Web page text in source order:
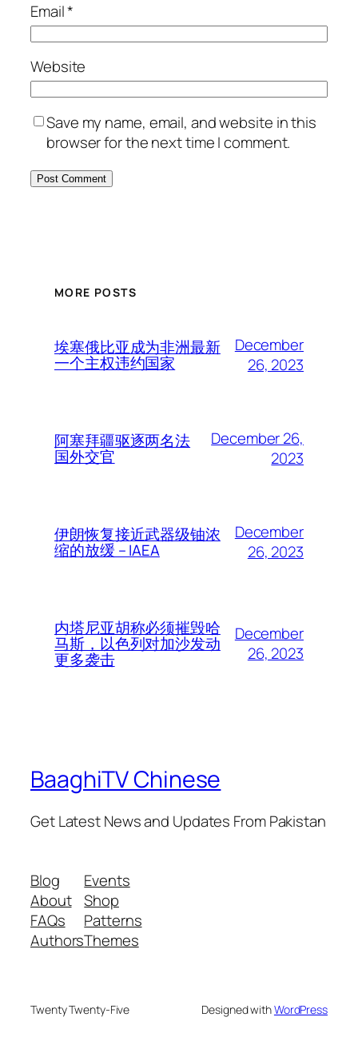
Email*
Website
Save my name, email, and website in this
browser for the next time I comment.
MORE POSTS
埃塞俄比亚成为非洲最新
一个主权违约国家
December
26, 2023
阿塞拜疆驱逐两名法
国外交官
December 26,
2023
伊朗恢复接近武器级铀浓
缩的放缓 – IAEA
December
26, 2023
内塔尼亚胡称必须摧毁哈
马斯，以色列对加沙发动
更多袭击
December
26, 2023
BaaghiTV Chinese
Get Latest News and Updates From Pakistan
Blog
About
FAQs
Authors
Events
Shop
Patterns
Themes
Twenty Twenty-Five Designed withWordPress